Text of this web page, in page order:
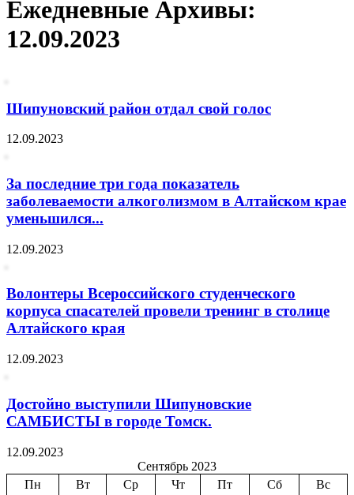
Ежедневные Архивы:
12.09.2023
Шипуновский район отдал свой голос
12.09.2023
За последние три года показатель
заболеваемости алкоголизмом в Алтайском крае
уменьшился...
12.09.2023
Волонтеры Всероссийского студенческого
корпуса спасателей провели тренинг в столице
Алтайского края
12.09.2023
Достойно выступили Шипуновские
САМБИСТЫ в городе Томск.
12.09.2023
Сентябрь 2023
Пн
Вт Ср Чт Пт Сб
Вс